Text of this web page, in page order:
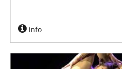
info